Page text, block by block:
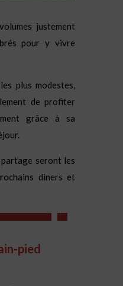
justement
pour y vivre
plus modestes,
de profiter
grâce à sa
seront les
diners et
pied